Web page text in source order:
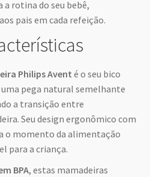
a rotina do seu bebê,
pais em cada refeição.
Philips Aventé o seu bico
pega natural semelhante
a transição entre
Seu design ergonômico com
o momento da alimentação
para a criança.
BPA, estas mamadeiras